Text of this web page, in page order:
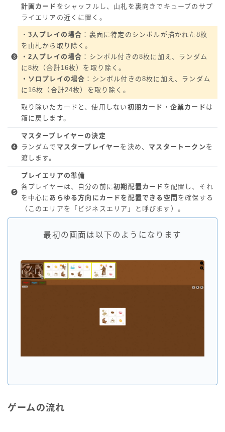
❸
計画カード をシャッフルし、山札を裏向きでキューブのサプ
ライエリアの近くに置く。
・ 3人プレイの場合 ：裏面に特定のシンボルが描かれた8枚
を山札から取り除く。
・2人プレイの場合 ：シンボル付きの8枚に加え、ランダム
に8枚（合計16枚）を取り除く。
・ソロプレイの場合 ：シンボル付きの8枚に加え、ランダム
に16枚（合計24枚）を取り除く。
取り除いたカードと、使用しない 初期カード ・ 企業カード は
箱に戻します。
❹
マスタープレイヤーの決定
ランダムで マスタープレイヤー を決め、 マスタートークン を
渡します。
❺
プレイエリアの準備
各プレイヤーは、自分の前に初期配置カード を配置し、それ
を中心に あらゆる方向にカードを配置できる空間 を確保する
（このエリアを「ビジネスエリア」と呼びます）。
最初の画面は以下のようになります
ゲームの流れ